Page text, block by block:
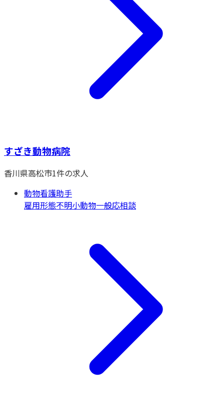
すざき動物病院
香川県高松市1件の求人
動物看護助手
雇用形態不明小動物一般応相談